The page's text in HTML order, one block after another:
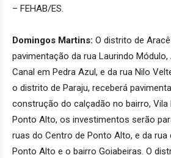
– FEHAB/ES.
Domingos Martins: O distrito de
pavimentação da rua Laurindo
Canal em Pedra Azul, e da rua Nilo
o distrito de Paraju, receberá
construção do calçadão no bairro, Vila
Ponto Alto, os investimentos serão
ruas do Centro de Ponto Alto, e da rua
Ponto Alto e o bairro Goiabeiras. O